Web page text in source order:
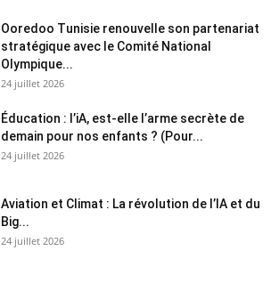
Ooredoo Tunisie renouvelle son partenariat
stratégique avec le Comité National
Olympique...
24 juillet 2026
Éducation : l’iA, est-elle l’arme secrète de
demain pour nos enfants ? (Pour...
24 juillet 2026
Aviation et Climat : La révolution de l’IA et du
Big...
24 juillet 2026